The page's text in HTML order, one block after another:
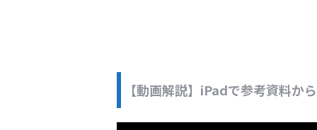
【動画解説】iPadで参考資料か